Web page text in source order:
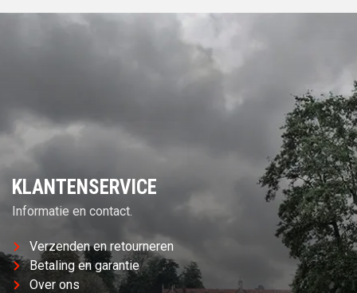
KLANTENSERVICE
Informatie en contact.
Verzenden en retourneren
Betaling en garantie
Over ons